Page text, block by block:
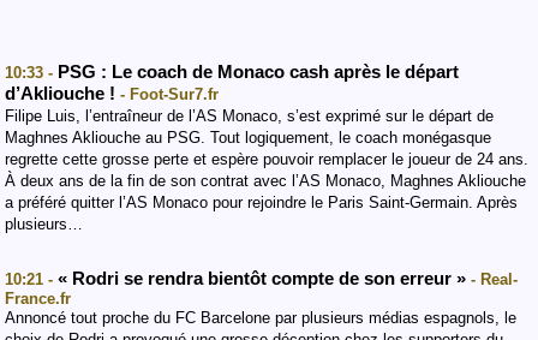
10:33 - PSG : Le coach de Monaco cash après le départ
d’Akliouche ! - Foot-Sur7.fr
Filipe Luis, l’entraîneur de l’AS Monaco, s’est exprimé sur le départ de
Maghnes Akliouche au PSG. Tout logiquement, le coach monégasque
regrette cette grosse perte et espère pouvoir remplacer le joueur de 24 ans.
À deux ans de la fin de son contrat avec l’AS Monaco, Maghnes Akliouche
a préféré quitter l’AS Monaco pour rejoindre le Paris Saint-Germain. Après
plusieurs…
10:21 - « Rodri se rendra bientôt compte de son erreur » - Real-
France.fr
Annoncé tout proche du FC Barcelone par plusieurs médias espagnols, le